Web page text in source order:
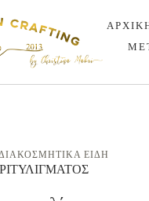
ΕΙΔΗ